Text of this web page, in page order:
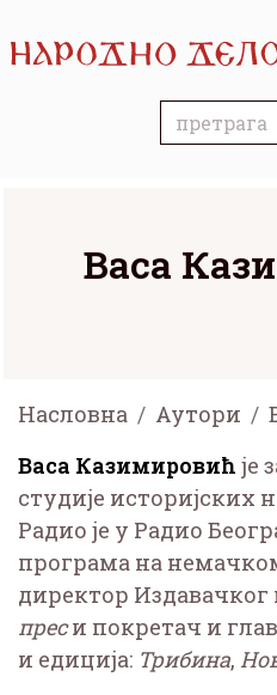
Васа
Насловна Аутори
Васа Казимировић је
студије историјских
Радио је у Радио
програма на
директор Издавачког
преси покретач и
и едиција: Трибина,